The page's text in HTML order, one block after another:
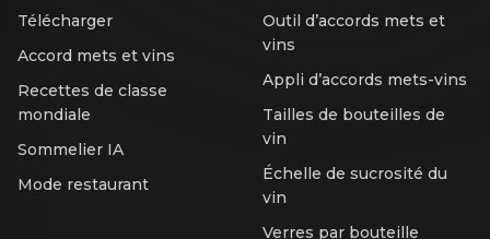
Télécharger
Accord mets et vins
Recettes de classe
mondiale
Sommelier IA
Mode restaurant
Outil d’accords mets et
vins
Appli d’accords mets-vins
Tailles de bouteilles de
vin
Échelle de sucrosité du
vin
Verres par bouteille